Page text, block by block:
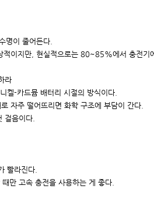
명이 줄어든다.
이지만, 현실적으로는 80~85%에서 충전기
라
켈-카드뮴 배터리 시절의 방식이다.
자주 떨어뜨리면 화학 구조에 부담이 간다.
걸음이다.
빨라진다.
만 고속 충전을 사용하는 게 좋다.